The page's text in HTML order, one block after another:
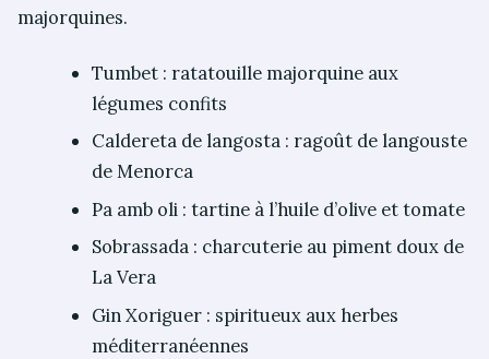
majorquines.
Tumbet : ratatouille majorquine aux
légumes confits
Caldereta de langosta : ragoût de langouste
de Menorca
Pa amb oli : tartine à l’huile d’olive et tomate
Sobrassada : charcuterie au piment doux de
La Vera
Gin Xoriguer : spiritueux aux herbes
méditerranéennes